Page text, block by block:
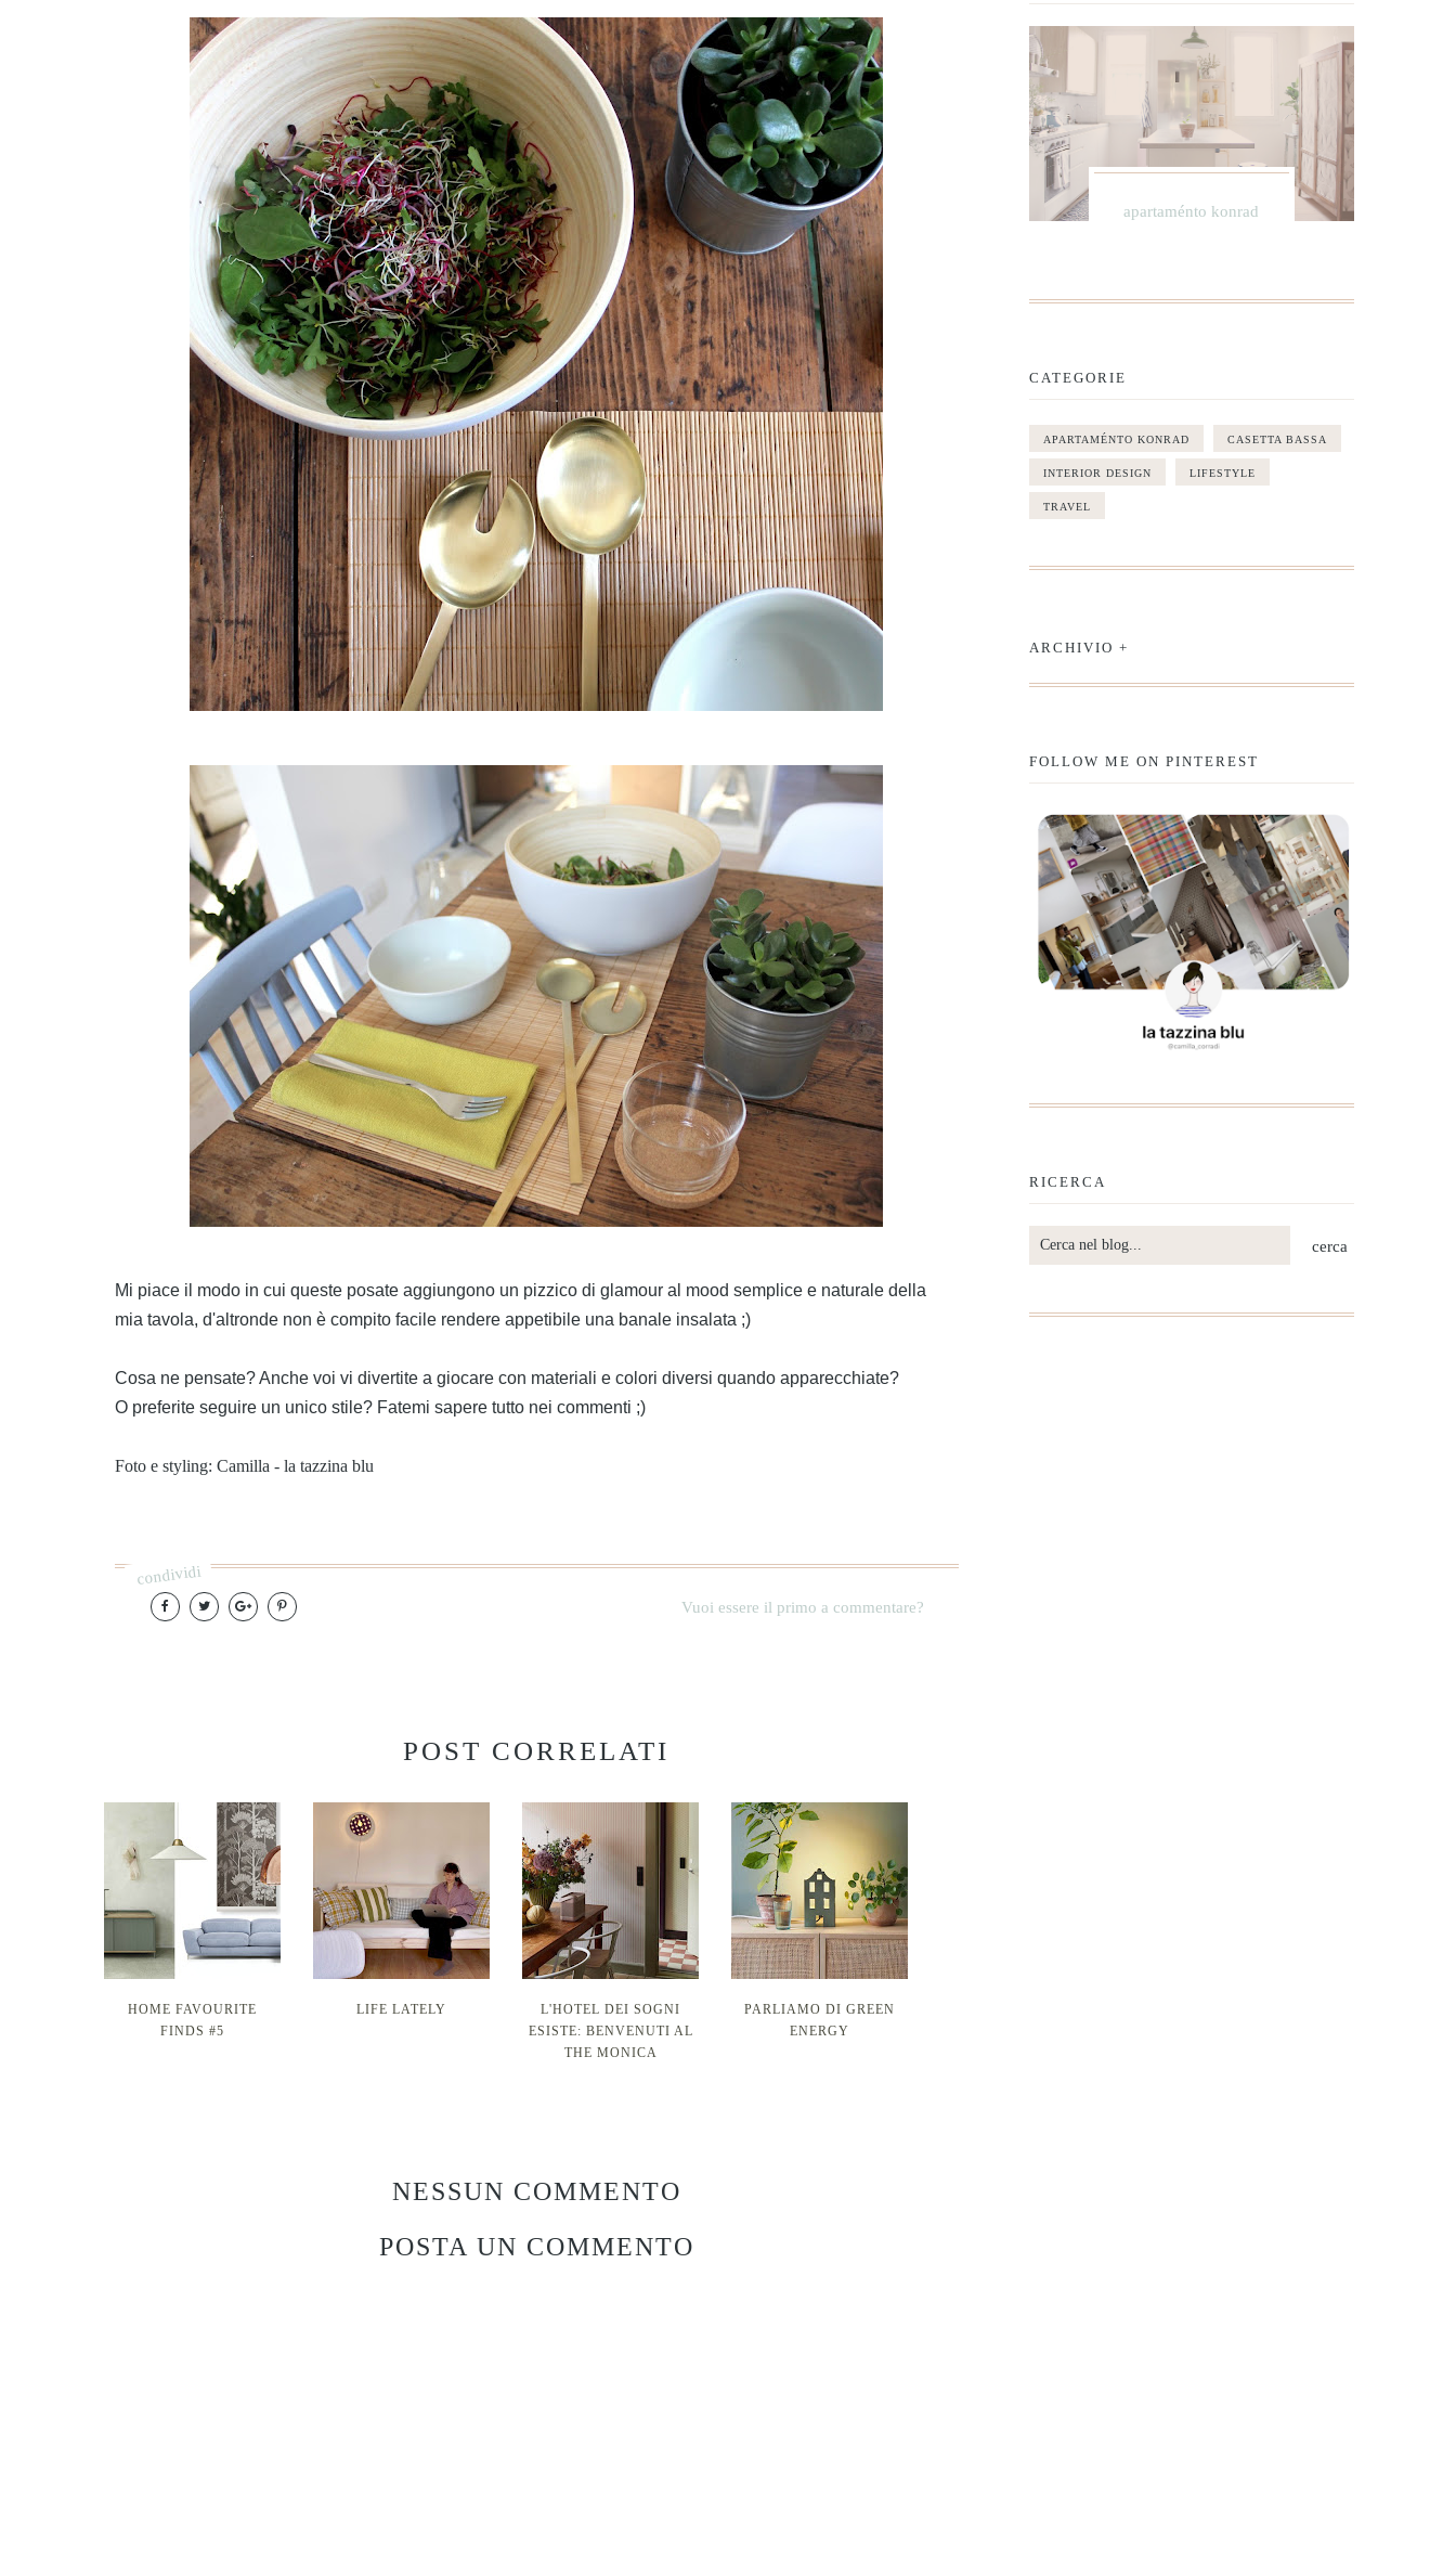
Mi piace il modo in cui queste posate aggiungono un pizzico di glamour al mood semplice e naturale della
mia tavola, d'altronde non è compito facile rendere appetibile una banale insalata ;)
Cosa ne pensate? Anche voi vi divertite a giocare con materiali e colori diversi quando apparecchiate?
O preferite seguire un unico stile? Fatemi sapere tutto nei commenti ;)
Foto e styling: Camilla - la tazzina blu
condividi
Vuoi essere il primo a commentare?
POST CORRELATI
HOME FAVOURITE
FINDS #5
LIFE LATELY
L'HOTEL DEI SOGNI
ESISTE: BENVENUTI AL
THE MONICA
PARLIAMO DI GREEN
ENERGY
NESSUN COMMENTO
POSTA UN COMMENTO
apartaménto konrad
CATEGORIE
APARTAMÉNTO KONRAD CASETTA BASSA
INTERIOR DESIGN LIFESTYLE
TRAVEL
ARCHIVIO +
FOLLOW ME ON PINTEREST
RICERCA